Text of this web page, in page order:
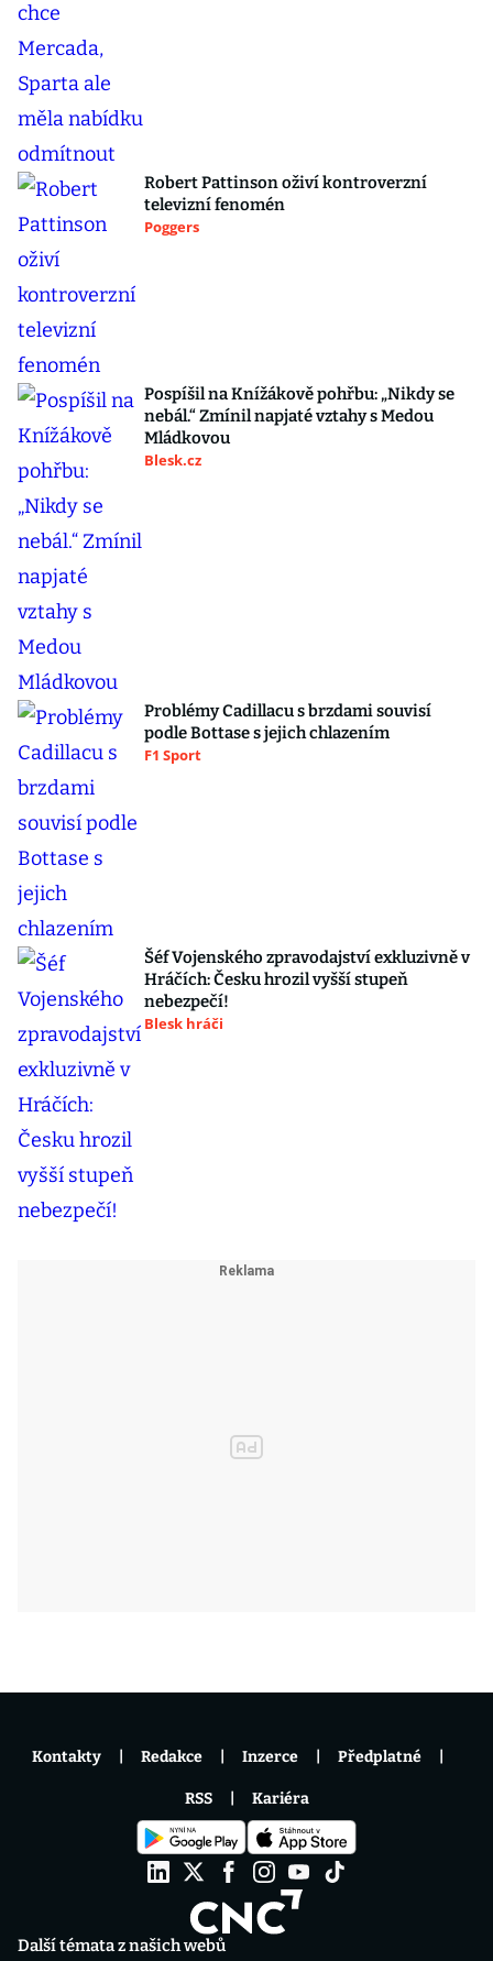
Robert Pattinson oživí kontroverzní
televizní fenomén
Poggers
Pospíšil na Knížákově pohřbu: „Nikdy se
nebál.“ Zmínil napjaté vztahy s Medou
Mládkovou
Blesk.cz
Problémy Cadillacu s brzdami souvisí
podle Bottase s jejich chlazením
F1 Sport
Šéf Vojenského zpravodajství exkluzivně v
Hráčích: Česku hrozil vyšší stupeň
nebezpečí!
Blesk hráči
Další témata z našich webů
Kontakty Redakce Inzerce Předplatné
RSS Kariéra